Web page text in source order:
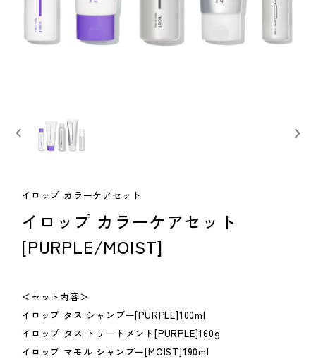
イロップ カラーケアセット
イロップ カラーケアセット
[PURPLE/MOIST]
＜セット内容＞
イロップ タス シャンプー[PURPLE]100ml
イロップ タス トリートメント[PURPLE]160g
イロップ マモル シャンプー[MOIST]190ml